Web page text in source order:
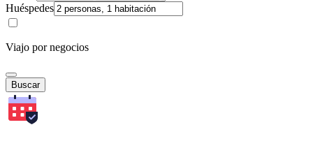
Huéspedes
Viajo por negocios
Buscar